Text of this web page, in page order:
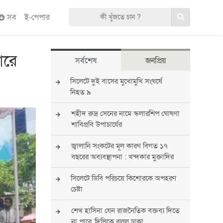
সব ই-পেপার
সর্বশেষ জনপ্রিয়
সিলেটে দুই বাসের মুখোমুখি সংঘর্ষে
নিহত ৯
শহীদ রুদ্র সেনের নামে স্কলারশিপ ঘোষণা
শাবিপ্রবি উপাচার্যের
জ্বালানি সংকটের মূল কারণ বিগত ১৭
বছরের অব্যবস্থাপনা : খন্দকার মুক্তাদির
সিলেটে ডিবি পরিচয়ে কিশোরকে অপহরণ
চেষ্টা
শেখ হাসিনা যেন রাজনৈতিক বক্তব্য দিতে